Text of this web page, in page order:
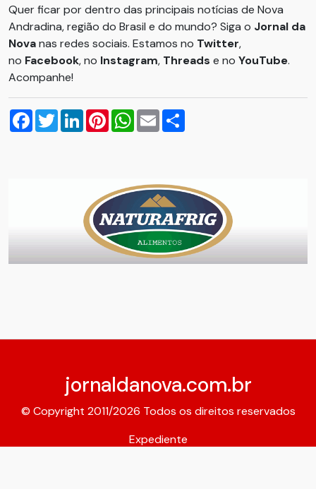
Quer ficar por dentro das principais notícias de Nova
Andradina, região do Brasil e do mundo? Siga o Jornal da
Novanas redes sociais. Estamos no Twitter,
no Facebook, no Instagram, Threads e no YouTube.
Acompanhe!
Facebook
TwitterLinkedInPinterestWhatsApp
Email
jornaldanova.com.br
© Copyright 2011/2026 Todos os direitos reservados
Expediente